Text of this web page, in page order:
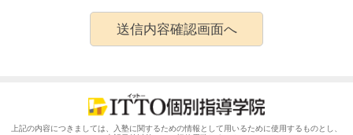
上記の内容につきましては、入塾に関するための情報として用いるために使用するものとし、